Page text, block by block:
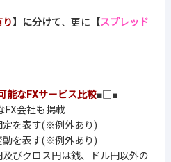
り】に分けて、更に 【スプレッド
能なFXサービス比較■□■
FX会社も掲載
を表す(※例外あり)
を表す(※例外あり)
びクロス円は銭、ドル円以外の